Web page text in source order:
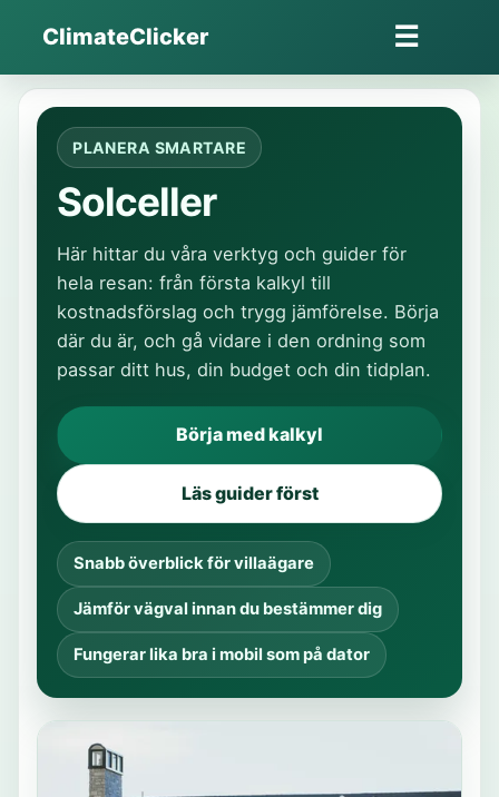
innehåll
ClimateClicker ☰Öppna
meny
PLANERA SMARTARE
Solceller
Här hittar du våra verktyg och guider för
hela resan: från första kalkyl till
kostnadsförslag och trygg jämförelse. Börja
där du är, och gå vidare i den ordning som
passar ditt hus, din budget och din tidplan.
Börja med kalkyl
Läs guider först
Snabb överblick för villaägare
Jämför vägval innan du bestämmer dig
Fungerar lika bra i mobil som på dator